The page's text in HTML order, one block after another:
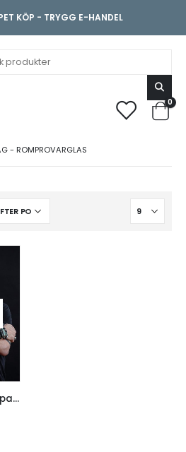
KÖP - TRYGG E-HANDEL
0
-ROMPROVARGLAS
Craft Master Taste, 6-pack, 19 cl inkl. Stora Romboken Signerad